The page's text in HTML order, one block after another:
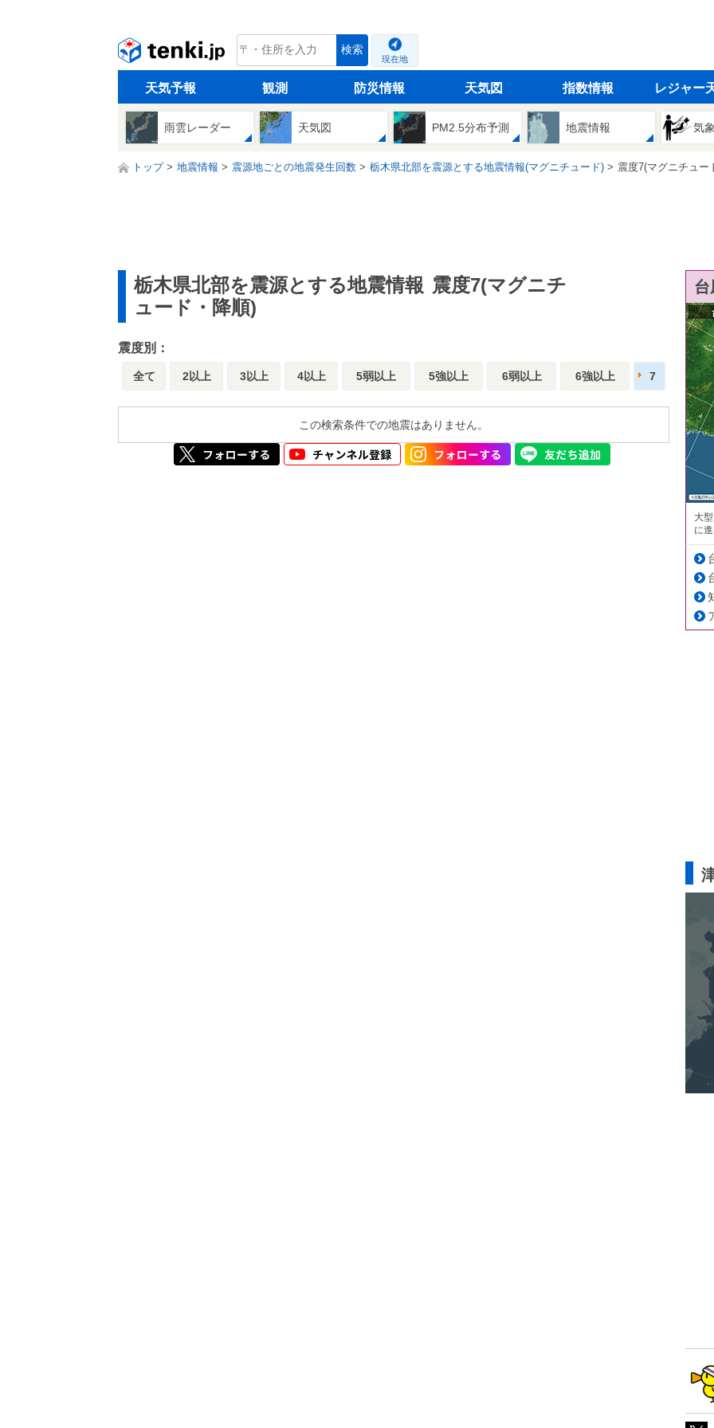
tenki.jp 検索
現在地
天気予報 観測 防災情報 天気図 指数情報 レジャー
雨雲レーダー 天気図 PM2.5分布予測 地震情報 気
トップ 地震情報 震源地ごとの地震発生回数 栃木県北部を震源とする地震情報(マグニチュード) 震度7(マグニチュー
栃木県北部を震源とする地震情報 震度7(マグニチ
ュード・降順)
震度別：
全て 2以上 3以上 4以上 5弱以上 5強以上 6弱以上 6強以上 7
この検索条件での地震はありません。
大
に